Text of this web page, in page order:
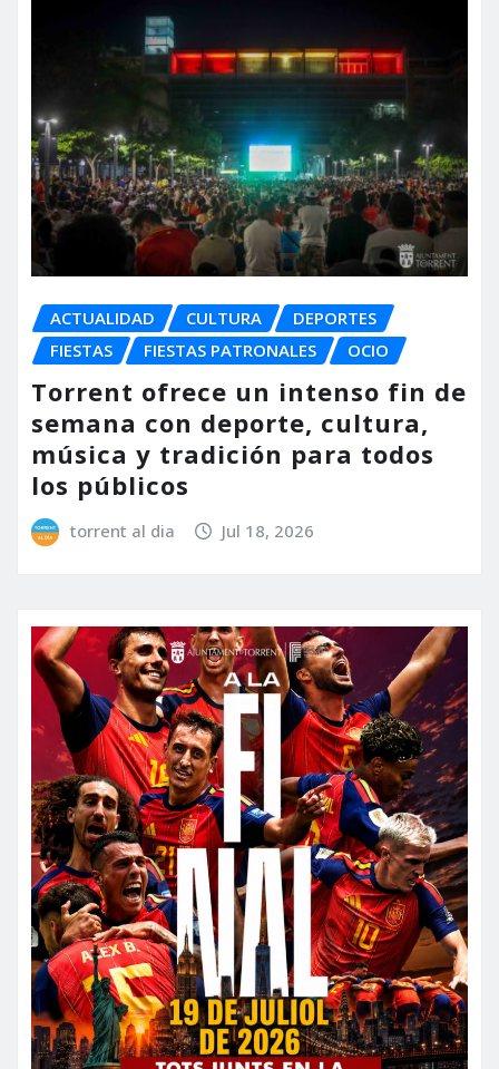
ACTUALIDAD CULTURA
DEPORTES
FIESTAS
FIESTAS PATRONALES OCIO
Torrent ofrece un intenso fin de
semana con deporte, cultura,
música y tradición para todos
los públicos
torrent al dia Jul 18, 2026